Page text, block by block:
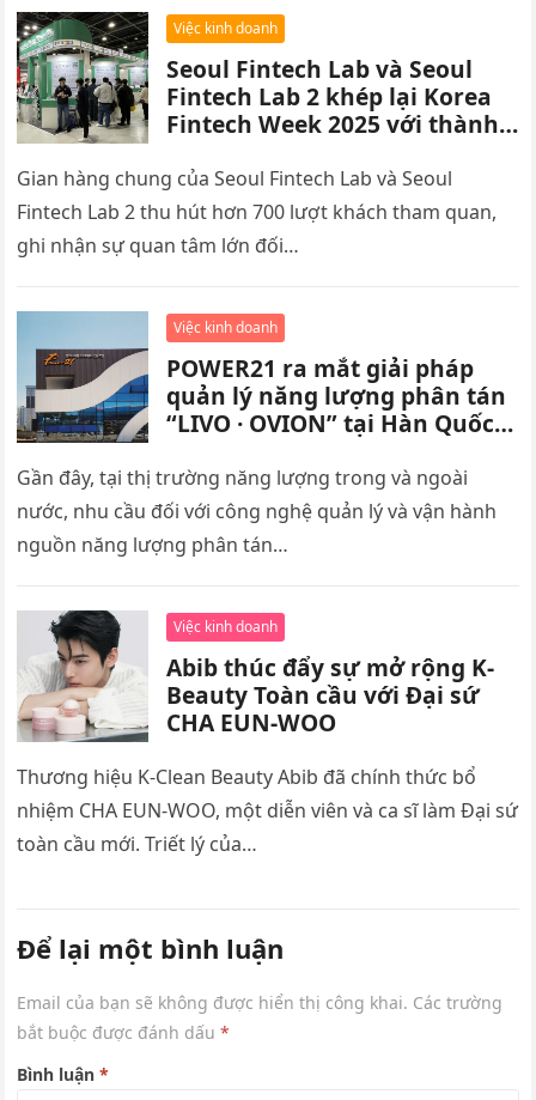
Việc kinh doanh
Seoul Fintech Lab và Seoul
Fintech Lab 2 khép lại Korea
Fintech Week 2025 với thành
Gian hàng chung của Seoul Fintech Lab và Seoul
Fintech Lab 2 thu hút hơn 700 lượt khách tham quan,
ghi nhận sự quan tâm lớn đối…
Việc kinh doanh
POWER21 ra mắt giải pháp
quản lý năng lượng phân tán
“LIVO · OVION” tại Hàn Quốc,
Đông Nam Á
Gần đây, tại thị trường năng lượng trong và ngoài
nước, nhu cầu đối với công nghệ quản lý và vận hành
nguồn năng lượng phân tán…
Việc kinh doanh
Abib thúc đẩy sự mở rộng K-
Beauty Toàn cầu với Đại sứ
CHA EUN-WOO
Thương hiệu K-Clean Beauty Abib đã chính thức bổ
nhiệm CHA EUN-WOO, một diễn viên và ca sĩ làm Đại sứ
toàn cầu mới. Triết lý của…
Để lại một bình luận
Email của bạn sẽ không được hiển thị công khai. Các trường
bắt buộc được đánh dấu*
Bình luận*